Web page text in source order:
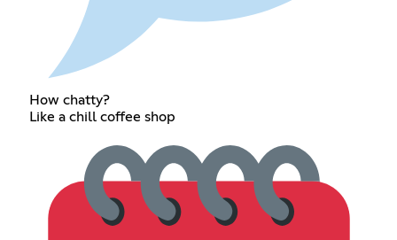
How chatty?
Like a chill coffee shop